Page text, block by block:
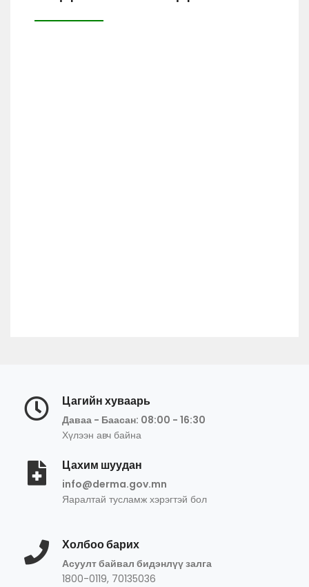
Цагийн хуваарь
Даваа - Баасан: 08:00 - 16:30
Хүлээн авч байна
Цахим шуудан
info@derma.gov.mn
Яаралтай тусламж хэрэгтэй бол
Холбоо барих
Асуулт байвал бидэнлүү залга
1800-0119, 70135036